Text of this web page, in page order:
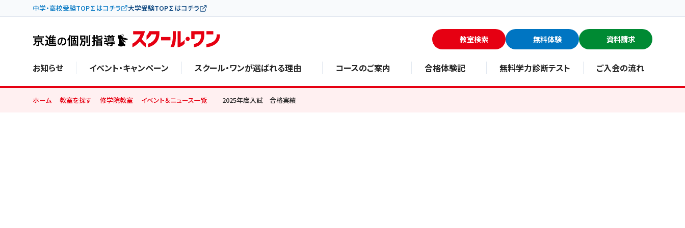
中学・高校受験TOP∑はコチラ 大学受験TOP∑はコチラ
教室検索 無料体験 資料請求
お知らせ イベント・キャンペーン スクール・ワンが選ばれる理由 コースのご案内 合格体験記 無料学力診断テスト ご入会の流れ
ホーム 教室を探す 修学院教室 イベント＆ニュース一覧 2025年度入試 合格実績